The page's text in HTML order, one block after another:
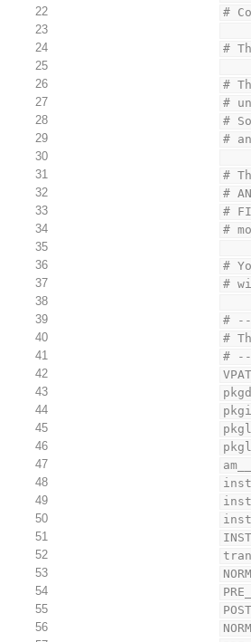
22
#
23
24
#
25
26
#
27
#
28
#
29
#
30
31
#
32
#
33
#
34
#
35
36
#
37
#
38
39
#
40
#
41
#
42
43
44
45
46
47
48
49
50
51
52
53
54
55
56